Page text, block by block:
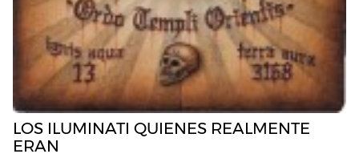
LOS ILUMINATI QUIENES REALMENTE
ERAN